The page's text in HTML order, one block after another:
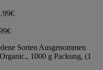
Sorten Ausgenommen
1000 g Packung, (1